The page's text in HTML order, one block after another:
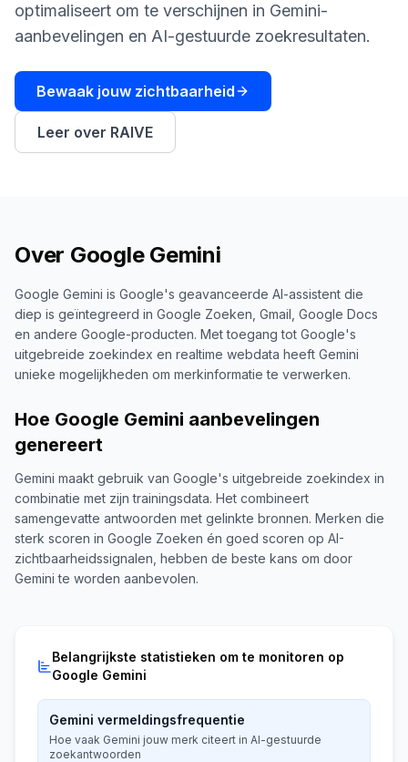
HANDELEN
Content
RAISA
Assistant
Demo
boeken
optimaliseert om te verschijnen in Gemini-
aanbevelingen en AI-gestuurde zoekresultaten.
Bewaak jouw zichtbaarheid
Leer over RAIVE
Over Google Gemini
Google Gemini is Google's geavanceerde AI-assistent die
diep is geïntegreerd in Google Zoeken, Gmail, Google Docs
en andere Google-producten. Met toegang tot Google's
uitgebreide zoekindex en realtime webdata heeft Gemini
unieke mogelijkheden om merkinformatie te verwerken.
Hoe Google Gemini aanbevelingen
genereert
Gemini maakt gebruik van Google's uitgebreide zoekindex in
combinatie met zijn trainingsdata. Het combineert
samengevatte antwoorden met gelinkte bronnen. Merken die
sterk scoren in Google Zoeken én goed scoren op AI-
zichtbaarheidssignalen, hebben de beste kans om door
Gemini te worden aanbevolen.
Belangrijkste statistieken om te monitoren op
Google Gemini
Gemini vermeldingsfrequentie
Hoe vaak Gemini jouw merk citeert in AI-gestuurde
zoekantwoorden